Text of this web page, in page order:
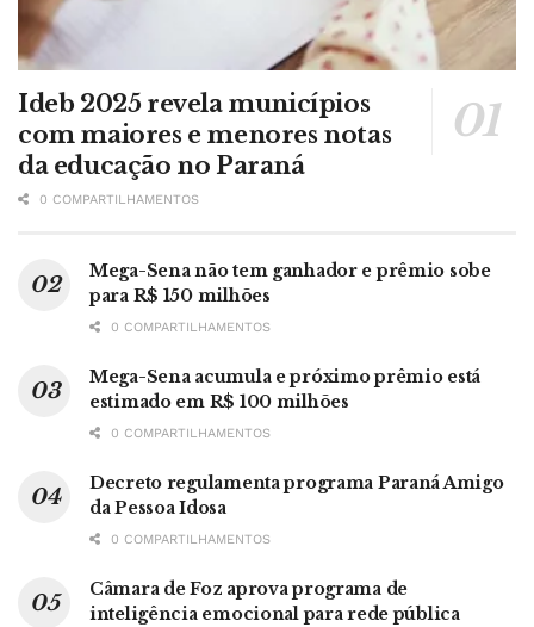
Ideb 2025 revela municípios
com maiores e menores notas
da educação no Paraná
0 COMPARTILHAMENTOS
Mega-Sena não tem ganhador e prêmio sobe
para R$ 150 milhões
0 COMPARTILHAMENTOS
Mega-Sena acumula e próximo prêmio está
estimado em R$ 100 milhões
0 COMPARTILHAMENTOS
Decreto regulamenta programa Paraná Amigo
da Pessoa Idosa
0 COMPARTILHAMENTOS
Câmara de Foz aprova programa de
inteligência emocional para rede pública